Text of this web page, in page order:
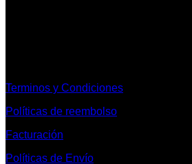
Terminos y Condiciones
Políticas de reembolso
Facturación
Políticas de Envío